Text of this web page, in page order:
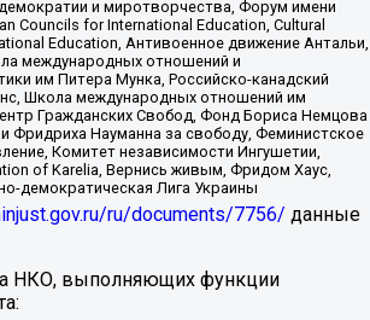
и миротворчества, Форум имени
Councils for International Education, Cultural
Education, Антивоенное движение Антальи,
международных отношений и
им Питера Мунка, Российско-канадский
Школа международных отношений им
Гражданских Свобод, Фонд Бориса Немцова
Фридриха Науманна за свободу, Феминистское
Комитет независимости Ингушетии,
of Karelia, Вернись живым, Фридом Хаус,
демократическая Лига Украины
ru/documents/7756/ данные
НКО, выполняющих функции